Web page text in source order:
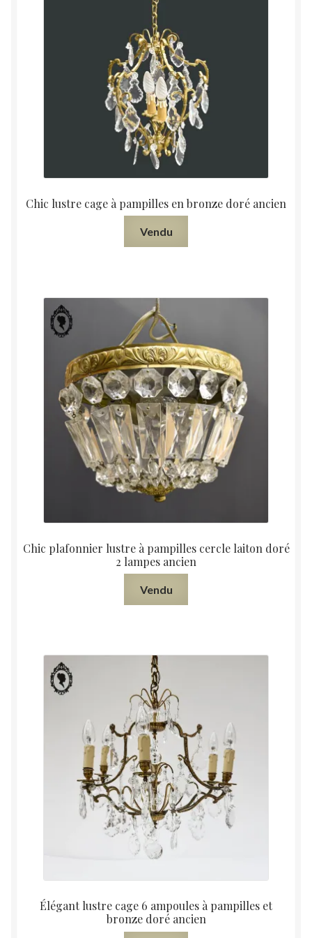
Chic lustre cage à pampilles en bronze doré ancien
Vendu
Chic plafonnier lustre à pampilles cercle laiton doré
2 lampes ancien
Vendu
Élégant lustre cage 6 ampoules à pampilles et
bronze doré ancien